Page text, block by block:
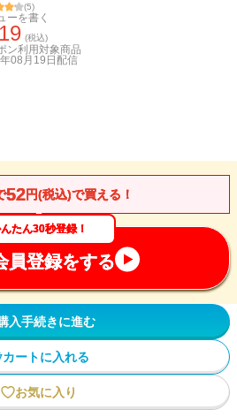
(5)
ーを書く
(税込)
ン利用対象商品
08月19日 配信
52円(税込)で買える！
たん30秒登録！
員登録をする
入手続きに進む
カートに入れる
お気に入り